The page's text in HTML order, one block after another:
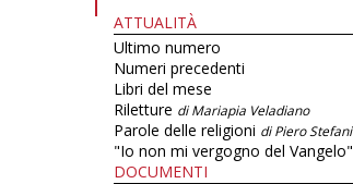
ATTUALITÀ
Ultimo numero
Numeri precedenti
Libri del mese
Riletture di Mariapia Veladiano
Parole delle religioni di Piero Stefani
"Io non mi vergogno del Vangelo"
DOCUMENTI